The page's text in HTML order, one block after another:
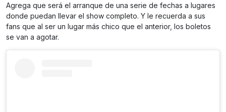
Agrega que será el arranque de una serie de fechas a lugares
donde puedan llevar el show completo. Y le recuerda a sus
fans que al ser un lugar más chico que el anterior, los boletos
se van a agotar.